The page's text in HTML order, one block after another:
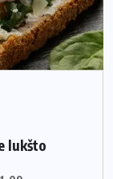
lukšto